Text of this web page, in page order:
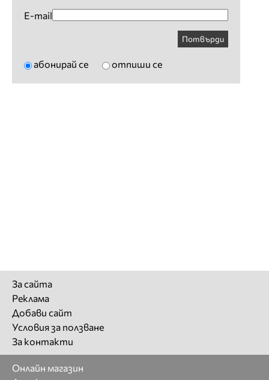
E-mail
Потвърди
абонирай се отпиши се
За сайта
Реклама
Добави сайт
Условия за ползване
За контакти
Онлайн магазин